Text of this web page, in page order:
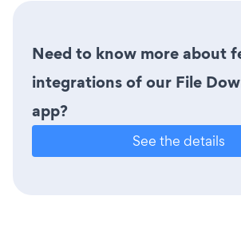
Need to know more about
integrations of our File
app?
See the details